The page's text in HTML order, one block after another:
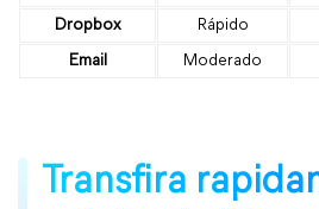
Dropbox
Rápido
Email
Moderado
Transfira